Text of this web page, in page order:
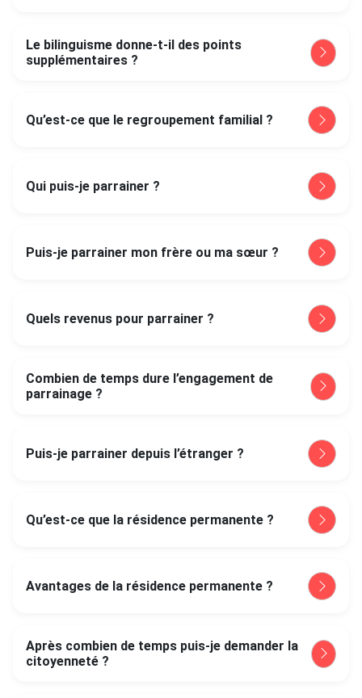
Le bilinguisme donne-t-il des points
supplémentaires ?
Qu’est-ce que le regroupement familial ?
Qui puis-je parrainer ?
Puis-je parrainer mon frère ou ma sœur ?
Quels revenus pour parrainer ?
Combien de temps dure l’engagement de
parrainage ?
Puis-je parrainer depuis l’étranger ?
Qu’est-ce que la résidence permanente ?
Avantages de la résidence permanente ?
Après combien de temps puis-je demander la
citoyenneté ?